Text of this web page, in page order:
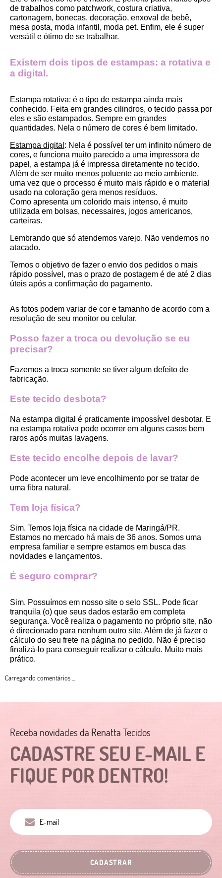
de trabalhos como patchwork, costura criativa,
cartonagem, bonecas, decoração, enxoval de bebê,
mesa posta, moda infantil, moda pet. Enfim, ele é super
versátil e ótimo de se trabalhar.
Existem dois tipos de estampas: a rotativa e
a digital.
Estampa rotativa: é o tipo de estampa ainda mais
conhecido. Feita em grandes cilindros, o tecido passa por
eles e são estampados. Sempre em grandes
quantidades. Nela o número de cores é bem limitado.
Estampa digital : Nela é possível ter um infinito número de
cores, e funciona muito parecido a uma impressora de
papel, a estampa já é impressa diretamente no tecido.
Além de ser muito menos poluente ao meio ambiente,
uma vez que o processo é muito mais rápido e o material
usado na coloração gera menos resíduos.
Como apresenta um colorido mais intenso, é muito
utilizada em bolsas, necessaires, jogos americanos,
carteiras.
Lembrando que só atendemos varejo. Não vendemos no
atacado.
Temos o objetivo de fazer o envio dos pedidos o mais
rápido possível, mas o prazo de postagem é de até 2 dias
úteis após a confirmação do pagamento.
As fotos podem variar de cor e tamanho de acordo com a
resolução de seu monitor ou celular.
Posso fazer a troca ou devolução se eu
precisar?
Fazemos a troca somente se tiver algum defeito de
fabricação.
Este tecido desbota?
Na estampa digital é praticamente impossível desbotar. E
na estampa rotativa pode ocorrer em alguns casos bem
raros após muitas lavagens.
Este tecido encolhe depois de lavar?
Pode acontecer um leve encolhimento por se tratar de
uma fibra natural.
Tem loja física?
Sim. Temos loja física na cidade de Maringá/PR.
Estamos no mercado há mais de 36 anos. Somos uma
empresa familiar e sempre estamos em busca das
novidades e lançamentos.
É seguro comprar?
Sim. Possuímos em nosso site o selo SSL. Pode ficar
tranquila (o) que seus dados estarão em completa
segurança. Você realiza o pagamento no próprio site, não
é direcionado para nenhum outro site. Além de já fazer o
cálculo do seu frete na página no pedido. Não é preciso
finalizá-lo para conseguir realizar o cálculo. Muito mais
prático.
Carregando comentários ...
CADASTRE SEU E-MAIL E
FIQUE POR DENTRO!
Receba novidades da Renatta Tecidos
CADASTRAR